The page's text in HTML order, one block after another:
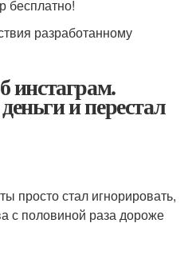
бесплатно!
разработанному
инстаграм.
и перестал
просто стал игнорировать,
с половиной раза дороже